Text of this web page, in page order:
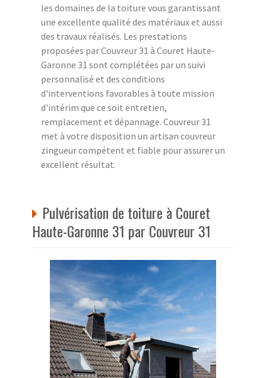
les domaines de la toiture vous garantissant
une excellente qualité des matériaux et aussi
des travaux réalisés. Les prestations
proposées par Couvreur 31 à Couret Haute-
Garonne 31 sont complétées par un suivi
personnalisé et des conditions
d'interventions favorables à toute mission
d'intérim que ce soit entretien,
remplacement et dépannage. Couvreur 31
met à votre disposition un artisan couvreur
zingueur compétent et fiable pour assurer un
excellent résultat.
Pulvérisation de toiture à Couret
Haute-Garonne 31 par Couvreur 31